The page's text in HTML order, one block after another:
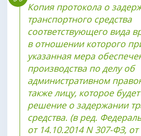
Копия протокола о
транспортного средства
соответствующего вида
в отношении которого
указанная мера
производства по делу об
административном
также лицу, которое
решение о задержании
средства. (в ред.
от 14.10.2014 N 307-ФЗ,